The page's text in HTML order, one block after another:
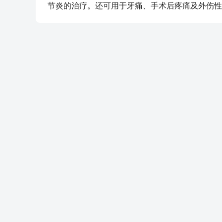
节炎的治疗。还可用于牙痛、手术后疼痛及外伤